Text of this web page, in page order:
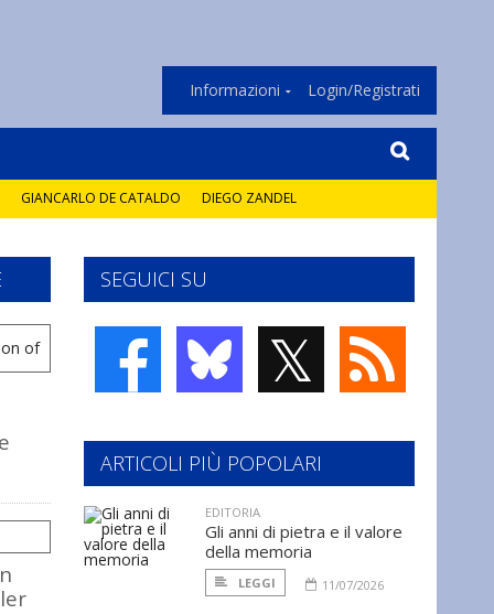
Informazioni Login/Registrati
GIANCARLO DE CATALDO DIEGO ZANDEL
SEGUICI SU
𝕏
ARTICOLI PIÙ POPOLARI
EDITORIA
Gli anni di pietra e il valore
della memoria
LEGGI 11/07/2026